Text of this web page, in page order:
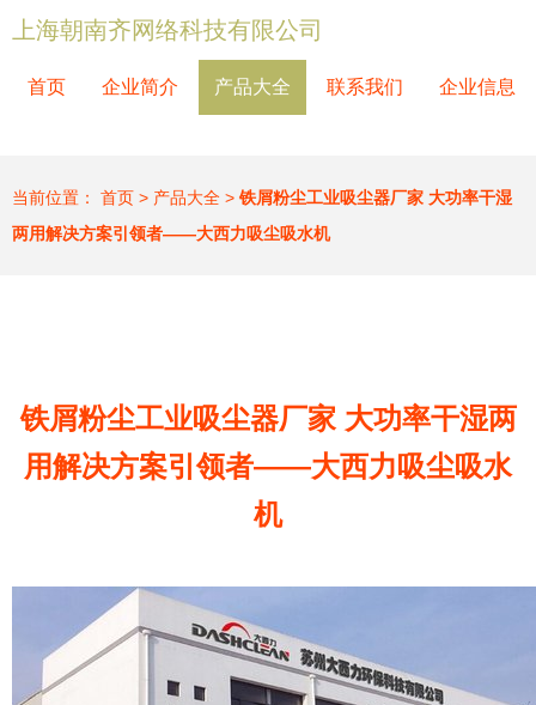
上海朝南齐网络科技有限公司
首页 企业简介 产品大全 联系我们 企业信息
当前位置： 首页 > 产品大全 > 铁屑粉尘工业吸尘器厂家 大功率干湿
两用解决方案引领者——大西力吸尘吸水机
铁屑粉尘工业吸尘器厂家 大功率干湿两
用解决方案引领者——大西力吸尘吸水
机